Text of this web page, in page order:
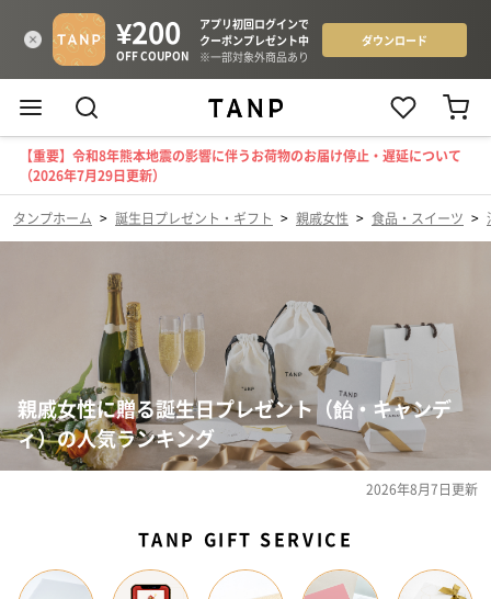
【重要】令和8年熊本地震の影響に伴うお荷物のお届け停止・遅延について
（2026年7月29日更新）
タンプホーム > 誕生日プレゼント・ギフト > 親戚女性 > 食品・スイーツ >
親戚女性に贈る誕生日プレゼント（飴・キャンデ
ィ）の人気ランキング
2026年8月7日更新
TANP GIFT SERVICE